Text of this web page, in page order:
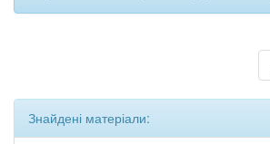
Знайдені матеріали: